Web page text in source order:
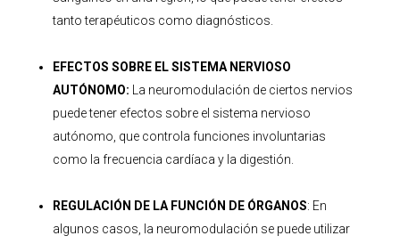
tanto terapéuticos como diagnósticos.
EFECTOS SOBRE EL SISTEMA NERVIOSO
AUTÓNOMO: La neuromodulación de ciertos nervios
puede tener efectos sobre el sistema nervioso
autónomo, que controla funciones involuntarias
como la frecuencia cardíaca y la digestión.
REGULACIÓN DE LA FUNCIÓN DE ÓRGANOS: En
algunos casos, la neuromodulación se puede utilizar